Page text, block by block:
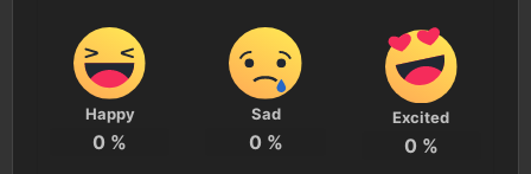
Happy
0 %
Sad
0 %
Excited
0 %